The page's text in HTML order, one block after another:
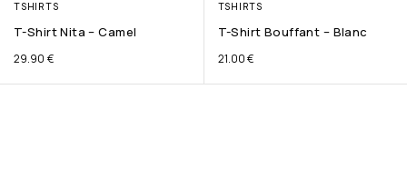
TSHIRTS
T-Shirt Nita – Camel
29.90 €
TSHIRTS
T-Shirt Bouffant – Blanc
21.00€